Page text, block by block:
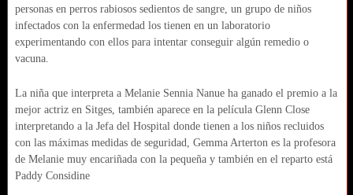
personas en perros rabiosos sedientos de sangre, un grupo de niños
infectados con la enfermedad los tienen en un laboratorio
experimentando con ellos para intentar conseguir algún remedio o
vacuna.
La niña que interpreta a Melanie Sennia Nanue ha ganado el premio a la
mejor actriz en Sitges, también aparece en la película Glenn Close
interpretando a la Jefa del Hospital donde tienen a los niños recluidos
con las máximas medidas de seguridad, Gemma Arterton es la profesora
de Melanie muy encariñada con la pequeña y también en el reparto está
Paddy Considine